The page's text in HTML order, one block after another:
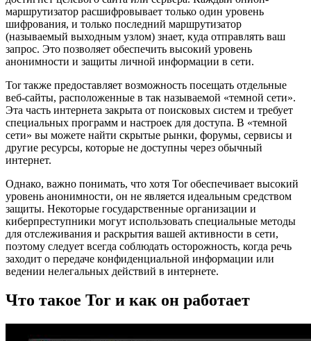
маршрутизатор расшифровывает только один уровень
шифрования, и только последний маршрутизатор
(называемый выходным узлом) знает, куда отправлять ваш
запрос. Это позволяет обеспечить высокий уровень
анонимности и защиты личной информации в сети.
Tor также предоставляет возможность посещать отдельные
веб-сайты, расположенные в так называемой «темной сети».
Эта часть интернета закрыта от поисковых систем и требует
специальных программ и настроек для доступа. В «темной
сети» вы можете найти скрытые рынки, форумы, сервисы и
другие ресурсы, которые не доступны через обычный
интернет.
Однако, важно понимать, что хотя Tor обеспечивает высокий
уровень анонимности, он не является идеальным средством
защиты. Некоторые государственные организации и
киберпреступники могут использовать специальные методы
для отслеживания и раскрытия вашей активности в сети,
поэтому следует всегда соблюдать осторожность, когда речь
заходит о передаче конфиденциальной информации или
ведении нелегальных действий в интернете.
Что такое Tor и как он работает